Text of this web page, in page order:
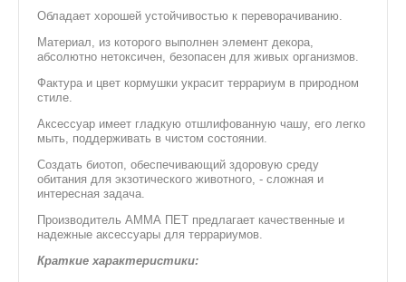
Обладает хорошей устойчивостью к переворачиванию.
Материал, из которого выполнен элемент декора,
абсолютно нетоксичен, безопасен для живых организмов.
Фактура и цвет кормушки украсит террариум в природном
стиле.
Аксессуар имеет гладкую отшлифованную чашу, его легко
мыть, поддерживать в чистом состоянии.
Создать биотоп, обеспечивающий здоровую среду
обитания для экзотического животного, - сложная и
интересная задача.
Производитель АММА ПЕТ предлагает качественные и
надежные аксессуары для террариумов.
Краткие характеристики: